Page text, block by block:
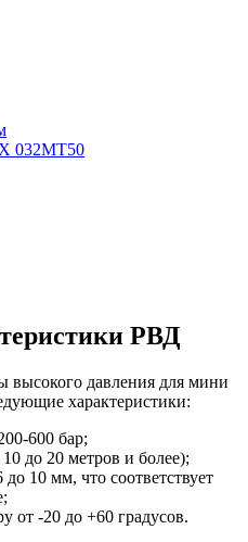
032МТ50
РВД
высокого давления для мини
характеристики:
600 бар;
до 20 метров и более);
10 мм, что соответствует
от -20 до +60 градусов.